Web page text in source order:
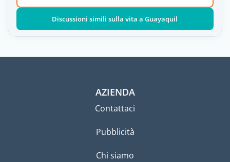
Discussioni simili sulla vita a Guayaquil
AZIENDA
Contattaci
Pubblicità
Chi siamo